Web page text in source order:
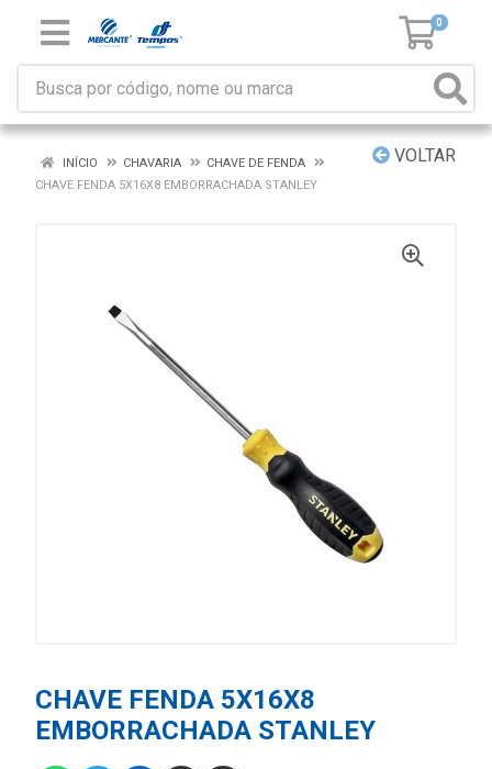
0
VOLTAR
INÍCIO CHAVARIA
CHAVE DE FENDA
CHAVE FENDA 5X16X8 EMBORRACHADA STANLEY
CHAVE FENDA 5X16X8
EMBORRACHADA STANLEY